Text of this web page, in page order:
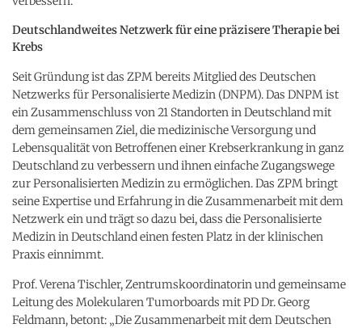
Deutschlandweites Netzwerk für eine präzisere Therapie bei
Krebs
Seit Gründung ist das ZPM bereits Mitglied des Deutschen
Netzwerks für Personalisierte Medizin (DNPM). Das DNPM ist
ein Zusammenschluss von 21 Standorten in Deutschland mit
dem gemeinsamen Ziel, die medizinische Versorgung und
Lebensqualität von Betroffenen einer Krebserkrankung in ganz
Deutschland zu verbessern und ihnen einfache Zugangswege
zur Personalisierten Medizin zu ermöglichen. Das ZPM bringt
seine Expertise und Erfahrung in die Zusammenarbeit mit dem
Netzwerk ein und trägt so dazu bei, dass die Personalisierte
Medizin in Deutschland einen festen Platz in der klinischen
Praxis einnimmt.
Prof. Verena Tischler, Zentrumskoordinatorin und gemeinsame
Leitung des Molekularen Tumorboards mit PD Dr. Georg
Feldmann, betont: „Die Zusammenarbeit mit dem Deutschen